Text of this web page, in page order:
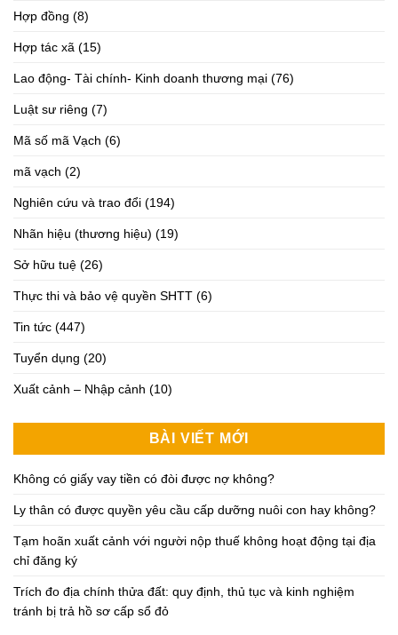
Hợp đồng (8)
Hợp tác xã (15)
Lao động- Tài chính- Kinh doanh thương mại (76)
Luật sư riêng (7)
Mã số mã Vạch (6)
mã vạch (2)
Nghiên cứu và trao đổi (194)
Nhãn hiệu (thương hiệu) (19)
Sở hữu tuệ (26)
Thực thi và bảo vệ quyền SHTT (6)
Tin tức (447)
Tuyển dụng (20)
Xuất cảnh – Nhập cảnh (10)
BÀI VIẾT MỚI
Không có giấy vay tiền có đòi được nợ không?
Ly thân có được quyền yêu cầu cấp dưỡng nuôi con hay không?
Tạm hoãn xuất cảnh với người nộp thuế không hoạt động tại địa
chỉ đăng ký
Trích đo địa chính thửa đất: quy định, thủ tục và kinh nghiệm
tránh bị trả hồ sơ cấp sổ đỏ